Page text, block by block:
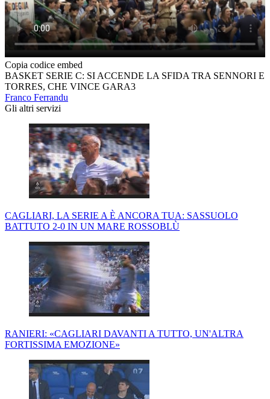
Copia codice embed
BASKET SERIE C: SI ACCENDE LA SFIDA TRA SENNORI E
TORRES, CHE VINCE GARA3
Franco Ferrandu
Gli altri servizi
CAGLIARI, LA SERIE A È ANCORA TUA: SASSUOLO
BATTUTO 2-0 IN UN MARE ROSSOBLÙ
RANIERI: «CAGLIARI DAVANTI A TUTTO, UN'ALTRA
FORTISSIMA EMOZIONE»